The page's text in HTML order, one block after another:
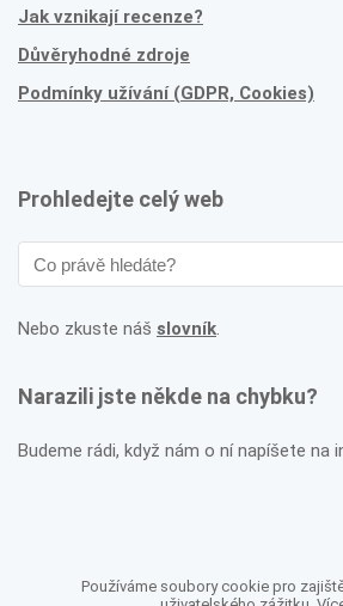
Jak vznikají recenze?
Důvěryhodné zdroje
Podmínky užívání (GDPR, Cookies)
Prohledejte celý web
Nebo zkuste náš slovník.
Narazili jste někde na chybku?
Budeme rádi, když nám o ní napíšete na
Používáme soubory cookie pro